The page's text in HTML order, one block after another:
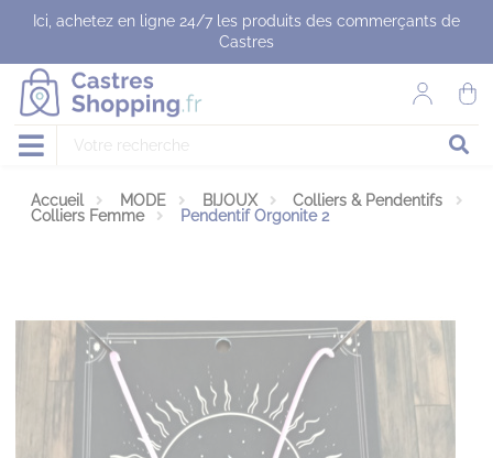
Ici, achetez en ligne 24/7 les produits des commerçants de
Castres
Accueil MODE BIJOUX
Colliers & Pendentifs
Colliers Femme
Pendentif Orgonite 2
Panneau de gestion des cookies